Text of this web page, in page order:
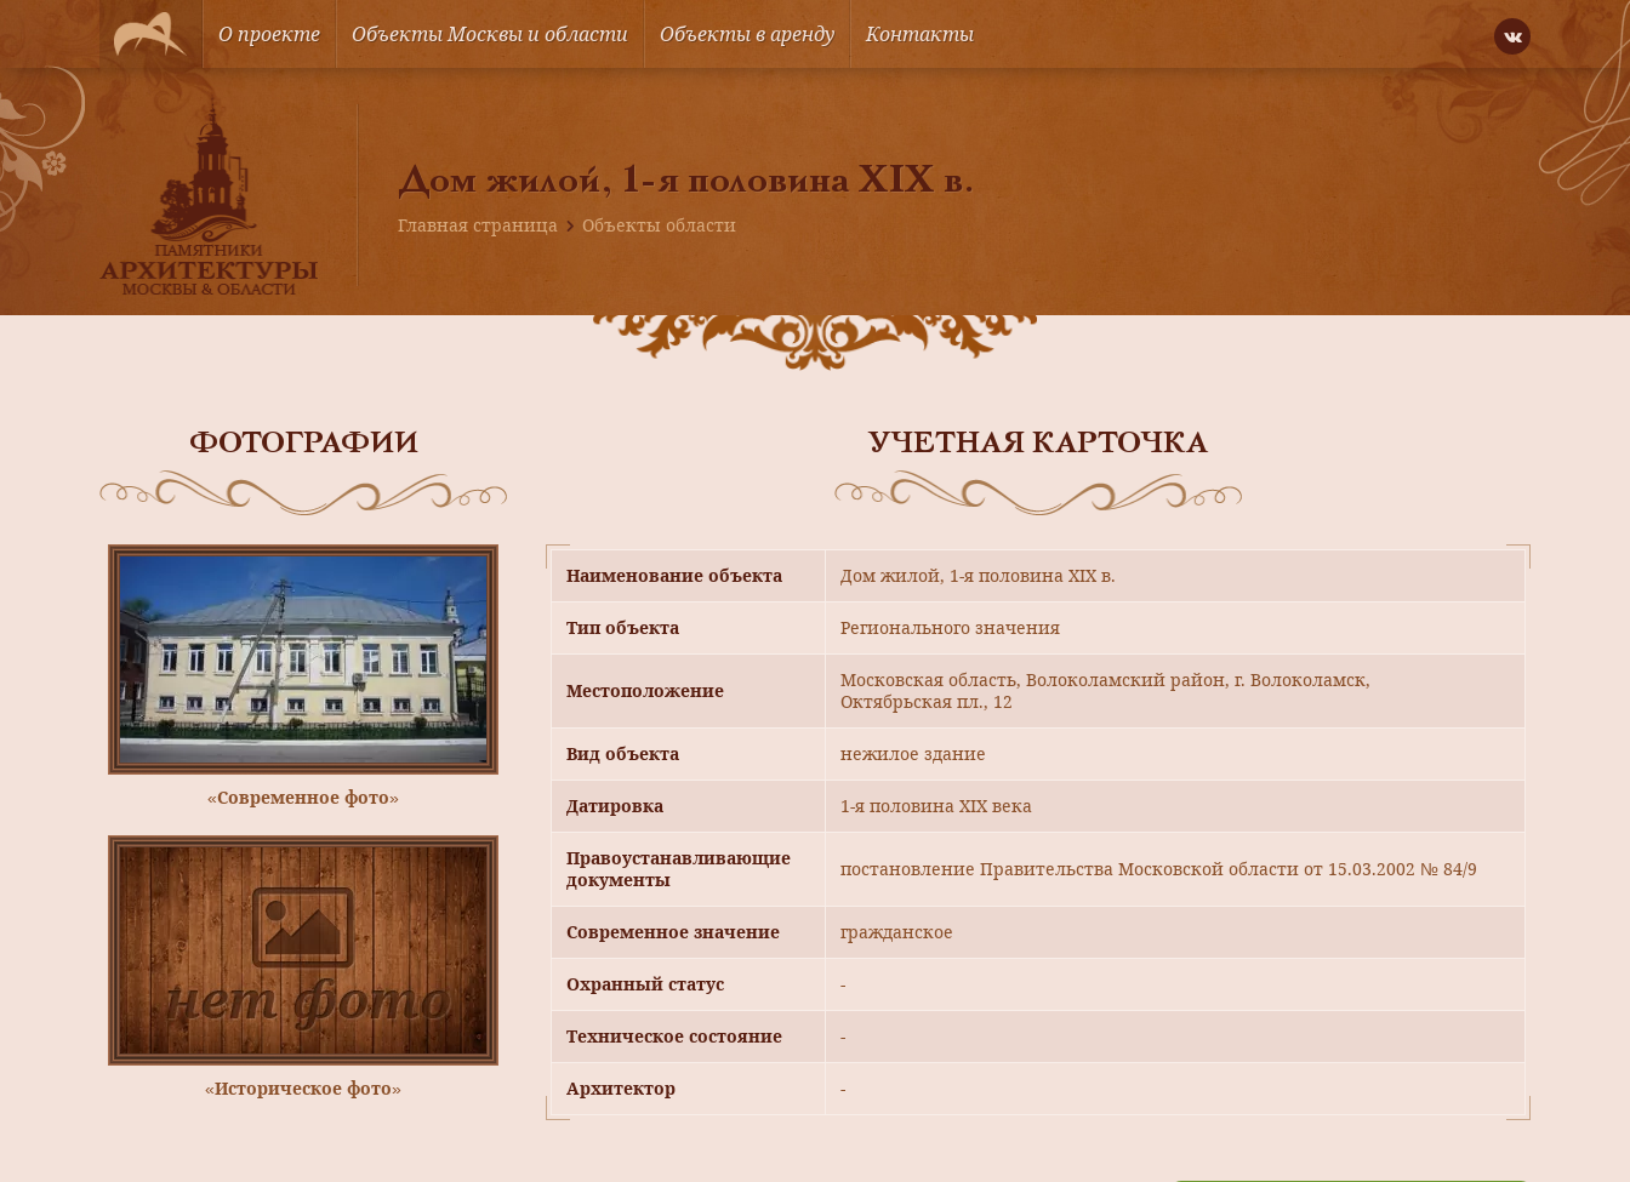
О проекте Объекты Москвы и области Объекты в аренду Контакты
Дом жилой, 1-я половина XIX в.
Главная страница Объекты области
ФОТОГРАФИИ
«Современное фото»
«Историческое фото»
УЧЕТНАЯ КАРТОЧКА
Наименование объекта Дом жилой, 1-я половина XIX в.
Тип объекта Регионального значения
Местоположение
Московская область, Волоколамский район, г. Волоколамск,
Октябрьская пл., 12
Вид объекта нежилое здание
Датировка 1-я половина XIX века
Правоустанавливающие
документы
постановление Правительства Московской области от 15.03.2002 № 84/9
Современное значение гражданское
Охранный статус -
Техническое состояние -
Архитектор -